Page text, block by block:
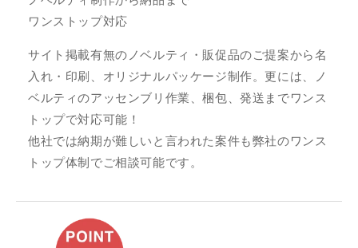
ワンストップ対応
サイト掲載有無のノベルティ・販促品のご提案から名
入れ・印刷、オリジナルパッケージ制作。更には、ノ
ベルティのアッセンブリ作業、梱包、発送までワンス
トップで対応可能！
他社では納期が難しいと言われた案件も弊社のワンス
トップ体制でご相談可能です。